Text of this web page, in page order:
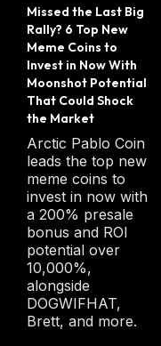
rter
Missed the Last Big
Rally? 6 Top New
Meme Coins to
Invest in Now With
Moonshot Potential
That Could Shock
the Market
Arctic Pablo Coin
leads the top new
meme coins to
invest in now with
a 200% presale
bonus and ROI
potential over
10,000%,
alongside
DOGWIFHAT,
Brett, and more.